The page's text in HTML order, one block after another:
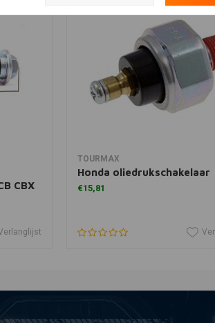
CBX
TOURMAX
Honda oliedrukschakelaar
€15,81